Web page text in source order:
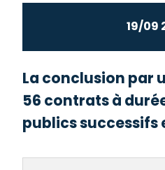
19/09
La conclusion par
56 contrats à
publics successifs